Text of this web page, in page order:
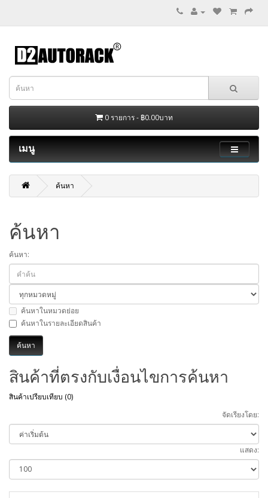
0 รายการ - ฿0.00บาท
เมนู
ค้นหา
ค้นหา
ค้นหา:
ค้นหาในหมวดย่อย
ค้นหาในรายละเอียดสินค้า
สินค้าที่ตรงกับเงื่อนไขการค้นหา
สินค้าเปรียบเทียบ (0)
จัดเรียงโดย:
แสดง: